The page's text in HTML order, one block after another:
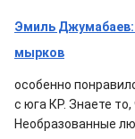
Эмиль Джумабаев:
мырков
особенно
с юга КР. Знаете
Необразованные